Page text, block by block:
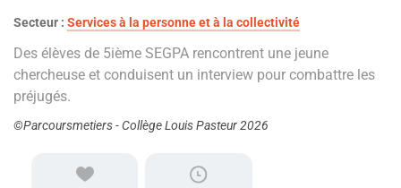
Secteur : Services à la personne et à la collectivité
Des élèves de 5ième SEGPA rencontrent une jeune
chercheuse et conduisent un interview pour combattre les
préjugés.
©Parcoursmetiers - Collège Louis Pasteur 2026